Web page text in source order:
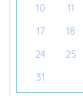
10
11
17
18
24
25
31